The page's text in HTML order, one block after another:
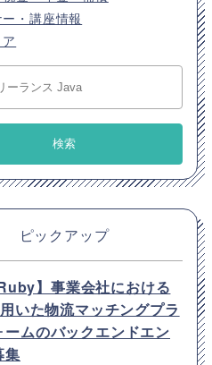
・講座情報
ピックアップ
Ruby】事業会社における
いた物流マッチングプラ
ームのバックエンドエン
集